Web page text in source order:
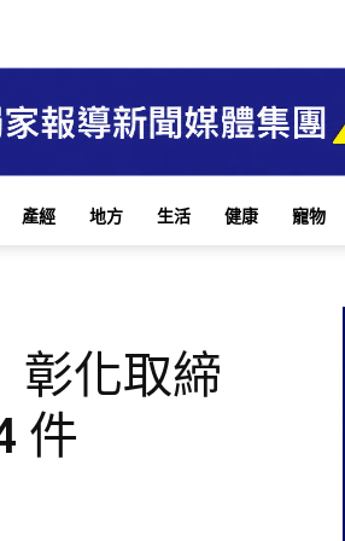
產經 地方 生活 健康 寵物
化取締
件